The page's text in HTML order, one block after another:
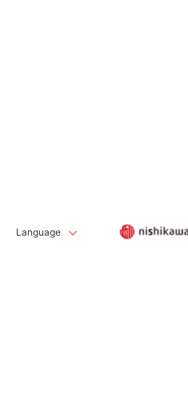
Language